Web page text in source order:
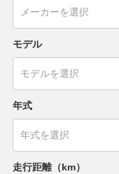
モデル
年式
走行距離（km）